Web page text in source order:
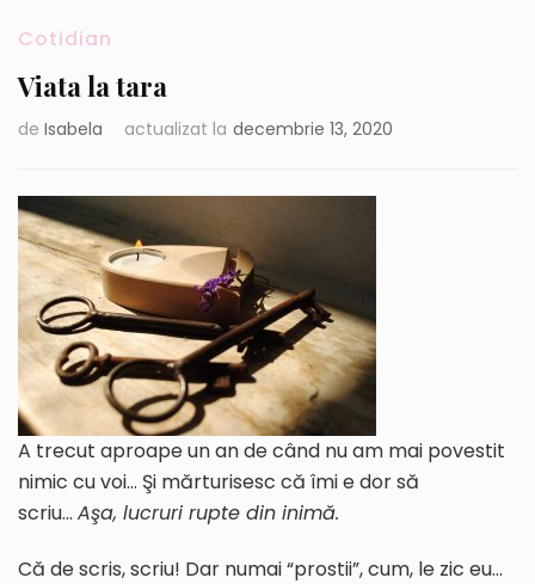
Cotidian
Viata la tara
de Isabela actualizat la decembrie 13, 2020
A trecut aproape un an de când nu am mai povestit
nimic cu voi… Şi mărturisesc că îmi e dor să
scriu… Aşa, lucruri rupte din inimă.
Că de scris, scriu! Dar numai “prostii”, cum, le zic eu…